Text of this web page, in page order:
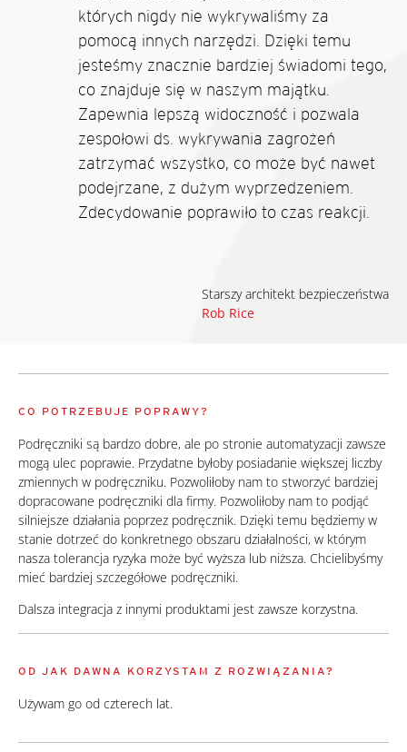
których nigdy nie wykrywaliśmy za
pomocą innych narzędzi. Dzięki temu
jesteśmy znacznie bardziej świadomi tego,
co znajduje się w naszym majątku.
Zapewnia lepszą widoczność i pozwala
zespołowi ds. wykrywania zagrożeń
zatrzymać wszystko, co może być nawet
podejrzane, z dużym wyprzedzeniem.
Zdecydowanie poprawiło to czas reakcji.
Starszy architekt bezpieczeństwa
Rob Rice
CO POTRZEBUJE POPRAWY?
Podręczniki są bardzo dobre, ale po stronie automatyzacji zawsze
mogą ulec poprawie. Przydatne byłoby posiadanie większej liczby
zmiennych w podręczniku. Pozwoliłoby nam to stworzyć bardziej
dopracowane podręczniki dla firmy. Pozwoliłoby nam to podjąć
silniejsze działania poprzez podręcznik. Dzięki temu będziemy w
stanie dotrzeć do konkretnego obszaru działalności, w którym
nasza tolerancja ryzyka może być wyższa lub niższa. Chcielibyśmy
mieć bardziej szczegółowe podręczniki.
Dalsza integracja z innymi produktami jest zawsze korzystna.
OD JAK DAWNA KORZYSTAM Z ROZWIĄZANIA?
Używam go od czterech lat.